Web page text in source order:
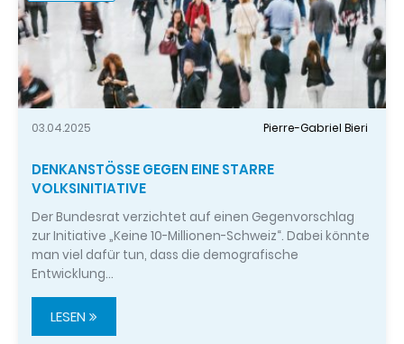
03.04.2025 Pierre-Gabriel Bieri
DENKANSTÖSSE GEGEN EINE STARRE
VOLKSINITIATIVE
Der Bundesrat verzichtet auf einen Gegenvorschlag
zur Initiative „Keine 10-Millionen-Schweiz“. Dabei könnte
man viel dafür tun, dass die demografische
Entwicklung…
LESEN